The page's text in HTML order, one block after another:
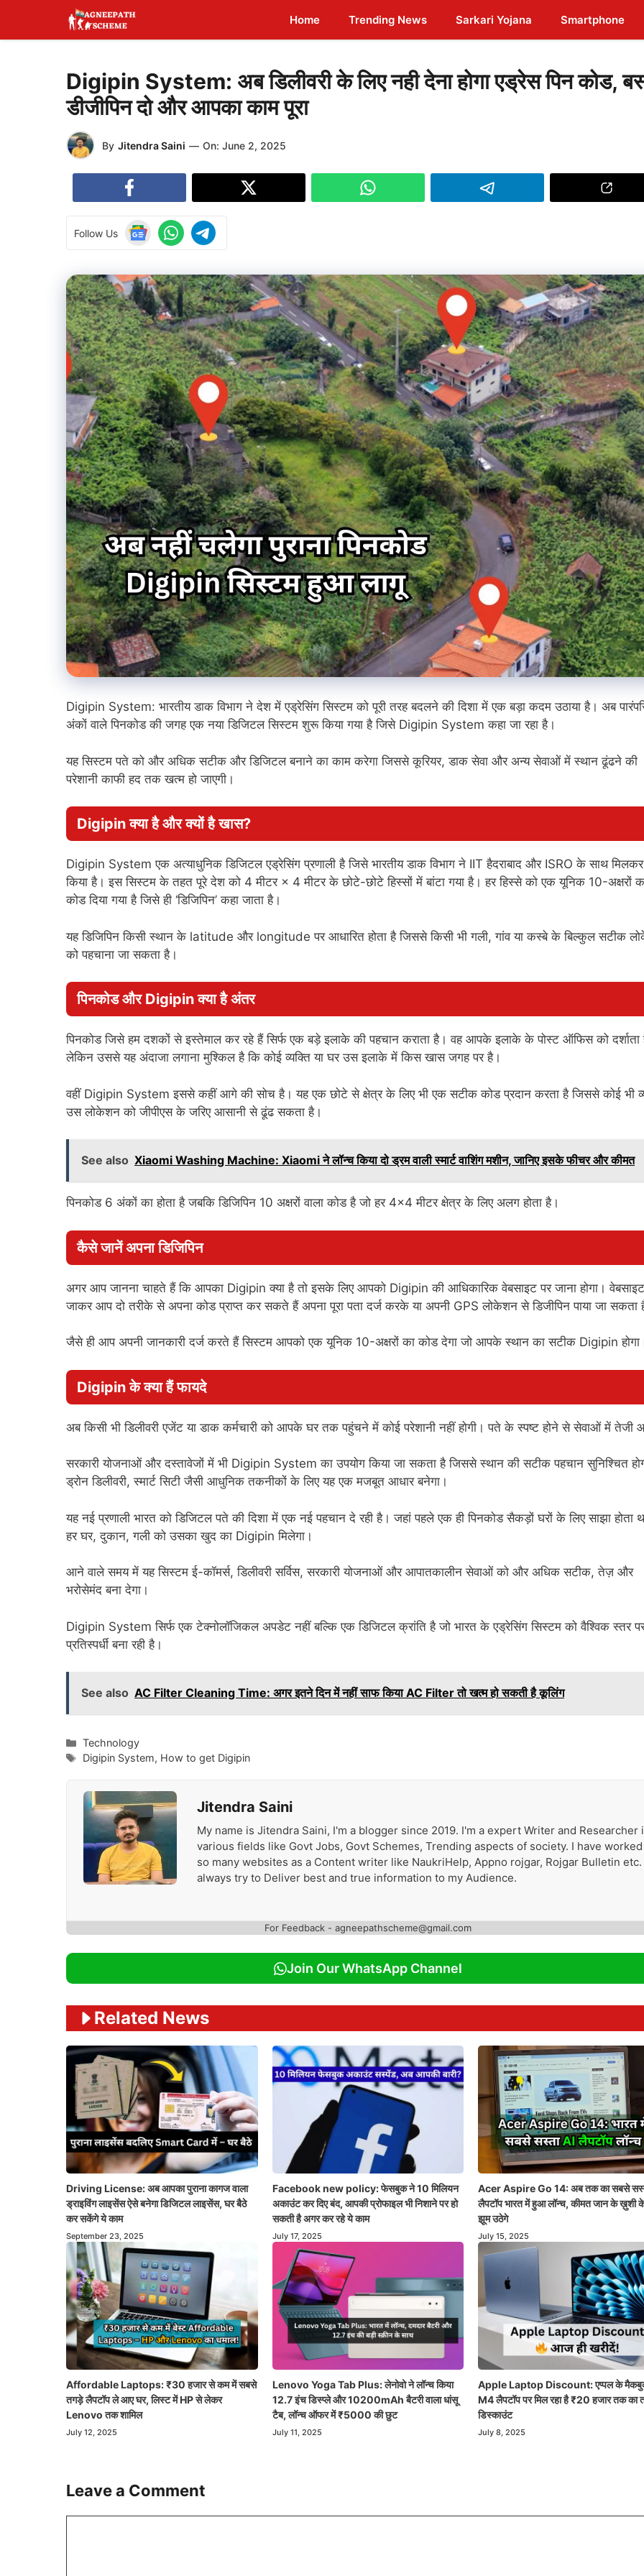
content
Home Trending News Sarkari Yojana Smartphone
Digipin System: अब डिलीवरी के लिए नही देना होगा एड्रेस पिन कोड,
डीजीपिन दो और आपका काम पूरा
By Jitendra Saini — On: June 2, 2025
Follow Us
Digipin System: भारतीय डाक विभाग ने देश में एड्रेसिंग सिस्टम को पूरी तरह बदलने की दिशा में एक बड़ा कदम उठाया है। अब
अंकों वाले पिनकोड की जगह एक नया डिजिटल सिस्टम शुरू किया गया है जिसे Digipin System कहा जा रहा है।
यह सिस्टम पते को और अधिक सटीक और डिजिटल बनाने का काम करेगा जिससे कूरियर, डाक सेवा और अन्य सेवाओं में स्थान ढूंढने की
परेशानी काफी हद तक खत्म हो जाएगी।
Digipin क्या है और क्यों है खास?
Digipin System एक अत्याधुनिक डिजिटल एड्रेसिंग प्रणाली है जिसे भारतीय डाक विभाग ने IIT हैदराबाद और ISRO के साथ मिलकर
किया है। इस सिस्टम के तहत पूरे देश को 4 मीटर × 4 मीटर के छोटे-छोटे हिस्सों में बांटा गया है। हर हिस्से को एक यूनिक 10-अक्षरों
कोड दिया गया है जिसे ही ‘डिजिपिन’ कहा जाता है।
यह डिजिपिन किसी स्थान के latitude और longitude पर आधारित होता है जिससे किसी भी गली, गांव या कस्बे के बिल्कुल सटीक
को पहचाना जा सकता है।
पिनकोड और Digipin क्या है अंतर
पिनकोड जिसे हम दशकों से इस्तेमाल कर रहे हैं सिर्फ एक बड़े इलाके की पहचान कराता है। वह आपके इलाके के पोस्ट ऑफिस को दर्शाता
लेकिन उससे यह अंदाजा लगाना मुश्किल है कि कोई व्यक्ति या घर उस इलाके में किस खास जगह पर है।
वहीं Digipin System इससे कहीं आगे की सोच है। यह एक छोटे से क्षेत्र के लिए भी एक सटीक कोड प्रदान करता है जिससे कोई भी
उस लोकेशन को जीपीएस के जरिए आसानी से ढूंढ सकता है।
See also Xiaomi Washing Machine: Xiaomi ने लॉन्च किया दो ड्रम वाली स्मार्ट वाशिंग मशीन, जानिए इसके फीचर और कीमत
पिनकोड 6 अंकों का होता है जबकि डिजिपिन 10 अक्षरों वाला कोड है जो हर 4×4 मीटर क्षेत्र के लिए अलग होता है।
कैसे जानें अपना डिजिपिन
अगर आप जानना चाहते हैं कि आपका Digipin क्या है तो इसके लिए आपको Digipin की आधिकारिक वेबसाइट पर जाना होगा।
जाकर आप दो तरीके से अपना कोड प्राप्त कर सकते हैं अपना पूरा पता दर्ज करके या अपनी GPS लोकेशन से डिजीपिन पाया जा सकता
जैसे ही आप अपनी जानकारी दर्ज करते हैं सिस्टम आपको एक यूनिक 10-अक्षरों का कोड देगा जो आपके स्थान का सटीक Digipin
Digipin के क्या हैं फायदे
अब किसी भी डिलीवरी एजेंट या डाक कर्मचारी को आपके घर तक पहुंचने में कोई परेशानी नहीं होगी। पते के स्पष्ट होने से सेवाओं में तेजी
सरकारी योजनाओं और दस्तावेजों में भी Digipin System का उपयोग किया जा सकता है जिससे स्थान की सटीक पहचान सुनिश्चित
ड्रोन डिलीवरी, स्मार्ट सिटी जैसी आधुनिक तकनीकों के लिए यह एक मजबूत आधार बनेगा।
यह नई प्रणाली भारत को डिजिटल पते की दिशा में एक नई पहचान दे रही है। जहां पहले एक ही पिनकोड सैकड़ों घरों के लिए साझा होता
हर घर, दुकान, गली को उसका खुद का Digipin मिलेगा।
आने वाले समय में यह सिस्टम ई-कॉमर्स, डिलीवरी सर्विस, सरकारी योजनाओं और आपातकालीन सेवाओं को और अधिक सटीक, तेज़ और
भरोसेमंद बना देगा।
Digipin System सिर्फ एक टेक्नोलॉजिकल अपडेट नहीं बल्कि एक डिजिटल क्रांति है जो भारत के एड्रेसिंग सिस्टम को वैश्विक स्तर
प्रतिस्पर्धी बना रही है।
See also AC Filter Cleaning Time: अगर इतने दिन में नहीं साफ किया AC Filter तो खत्म हो सकती है कूलिंग
Categories
Technology
Tags
Digipin System, How to get Digipin
Jitendra Saini
My name is Jitendra Saini, I'm a blogger since 2019. I'm a expert Writer and Researcher
various fields like Govt Jobs, Govt Schemes, Trending aspects of society. I have
so many websites as a Content writer like NaukriHelp, Appno rojgar, Rojgar Bulletin etc.
always try to Deliver best and true information to my Audience.
For Feedback - agneepathscheme@gmail.com
Join Our WhatsApp Channel
Related News
Driving License: अब आपका पुराना कागज वाला
ड्राइविंग लाइसेंस ऐसे बनेगा डिजिटल लाइसेंस, घर बैठे
कर सकेंगे ये काम
September 23, 2025
Facebook new policy: फेसबुक ने 10 मिलियन
अकाउंट कर दिए बंद, आपकी प्रोफाइल भी निशाने पर हो
सकती है अगर कर रहे ये काम
July 17, 2025
Acer Aspire Go 14: अब तक का सबसे
लैपटॉप भारत में हुआ लॉन्च, कीमत जान के ख़ुशी
झूम उठेगे
July 15, 2025
Affordable Laptops: ₹30 हजार से कम में सबसे
तगड़े लैपटॉप ले आए घर, लिस्ट में HP से लेकर
Lenovo तक शामिल
July 12, 2025
Lenovo Yoga Tab Plus: लेनोवो ने लॉन्च किया
12.7 इंच डिस्प्ले और 10200mAh बैटरी वाला धांसू
टैब, लॉन्च ऑफर में ₹5000 की छुट
July 11, 2025
Apple Laptop Discount: एप्पल के
M4 लैपटॉप पर मिल रहा है ₹20 हजार तक का
डिस्काउंट
July 8, 2025
Leave a Comment